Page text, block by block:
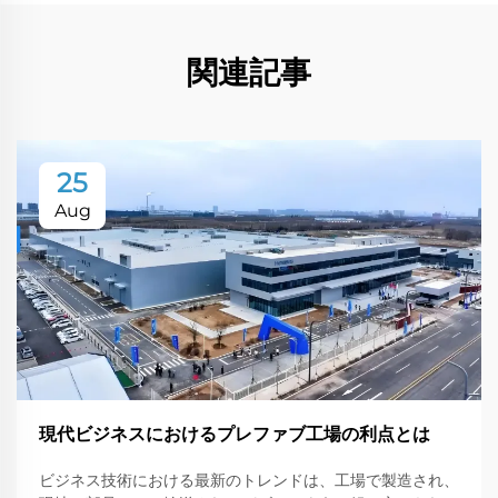
関連記事
25
Aug
現代ビジネスにおけるプレファブ工場の利点とは
ビジネス技術における最新のトレンドは、工場で製造され、